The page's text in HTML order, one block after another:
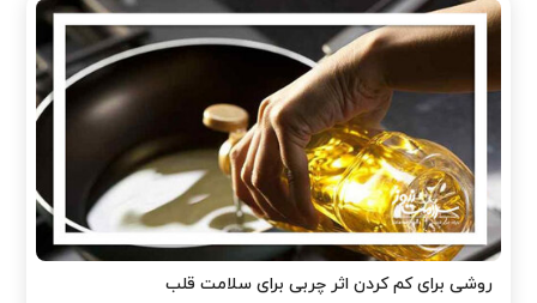
روشی برای کم کردن اثر چربی برای سلامت قلب